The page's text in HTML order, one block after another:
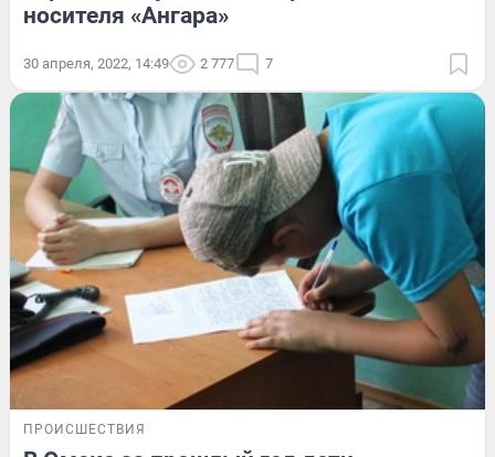
носителя «Ангара»
30 апреля, 2022, 14:49 2 777 7
ПРОИСШЕСТВИЯ